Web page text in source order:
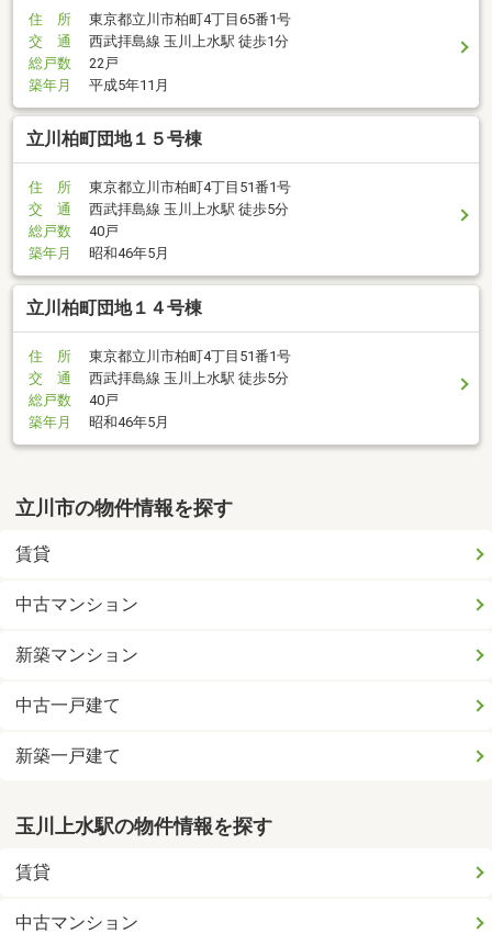
住 所
東京都立川市柏町4丁目65番1号
交 通
西武拝島線 玉川上水駅 徒歩1分
総戸数
22戸
築年月
平成5年11月
立川柏町団地１５号棟
住 所
東京都立川市柏町4丁目51番1号
交 通
西武拝島線 玉川上水駅 徒歩5分
総戸数
40戸
築年月
昭和46年5月
立川柏町団地１４号棟
住 所
東京都立川市柏町4丁目51番1号
交 通
西武拝島線 玉川上水駅 徒歩5分
総戸数
40戸
築年月
昭和46年5月
立川市の物件情報を探す
賃貸
中古マンション
新築マンション
中古一戸建て
新築一戸建て
玉川上水駅の物件情報を探す
賃貸
中古マンション